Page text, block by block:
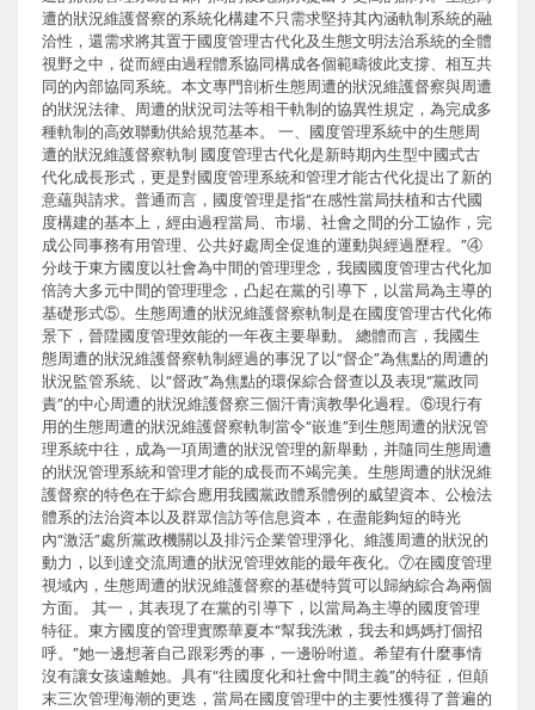
遭的狀況維護督察的系統化構建不只需求堅持其內涵軌制系統的融
洽性，還需求將其置于國度管理古代化及生態文明法治系統的全體
視野之中，從而經由過程體系協同構成各個範疇彼此支撐、相互共
同的內部協同系統。本文專門剖析生態周遭的狀況維護督察與周遭
的狀況法律、周遭的狀況司法等相干軌制的協異性規定，為完成多
種軌制的高效聯動供給規范基本。 一、國度管理系統中的生態周
遭的狀況維護督察軌制 國度管理古代化是新時期內生型中國式古
代化成長形式，更是對國度管理系統和管理才能古代化提出了新的
意蘊與請求。普通而言，國度管理是指“在感性當局扶植和古代國
度構建的基本上，經由過程當局、市場、社會之間的分工協作，完
成公同事務有用管理、公共好處周全促進的運動與經過歷程。”④
分歧于東方國度以社會為中間的管理理念，我國國度管理古代化加
倍誇大多元中間的管理理念，凸起在黨的引導下，以當局為主導的
基礎形式⑤。生態周遭的狀況維護督察軌制是在國度管理古代化佈
景下，晉陞國度管理效能的一年夜主要舉動。 總體而言，我國生
態周遭的狀況維護督察軌制經過的事況了以“督企”為焦點的周遭的
狀況監管系統、以“督政”為焦點的環保綜合督查以及表現“黨政同
責”的中心周遭的狀況維護督察三個汗青演教學化過程。⑥現行有
用的生態周遭的狀況維護督察軌制當令“嵌進”到生態周遭的狀況管
理系統中往，成為一項周遭的狀況管理的新舉動，并隨同生態周遭
的狀況管理系統和管理才能的成長而不竭完美。生態周遭的狀況維
護督察的特色在于綜合應用我國黨政體系體例的威望資本、公檢法
體系的法治資本以及群眾信訪等信息資本，在盡能夠短的時光
內“激活”處所黨政機關以及排污企業管理淨化、維護周遭的狀況的
動力，以到達交流周遭的狀況管理效能的最年夜化。⑦在國度管理
視域內，生態周遭的狀況維護督察的基礎特質可以歸納綜合為兩個
方面。 其一，其表現了在黨的引導下，以當局為主導的國度管理
特征。東方國度的管理實際華夏本“幫我洗漱，我去和媽媽打個招
呼。”她一邊想著自己跟彩秀的事，一邊吩咐道。希望有什麼事情
沒有讓女孩遠離她。具有“往國度化和社會中間主義”的特征，但顛
末三次管理海潮的更迭，當局在國度管理中的主要性獲得了普遍的